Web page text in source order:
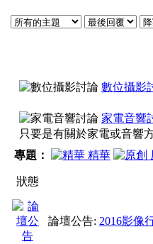
數位攝影
家電音響
只要是有關於家電或音響
專題：
精華
狀態
論壇公告: 2016影像